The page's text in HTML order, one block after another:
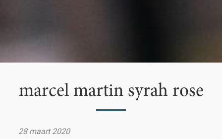
marcel martin syrah rose
28 maart 2020